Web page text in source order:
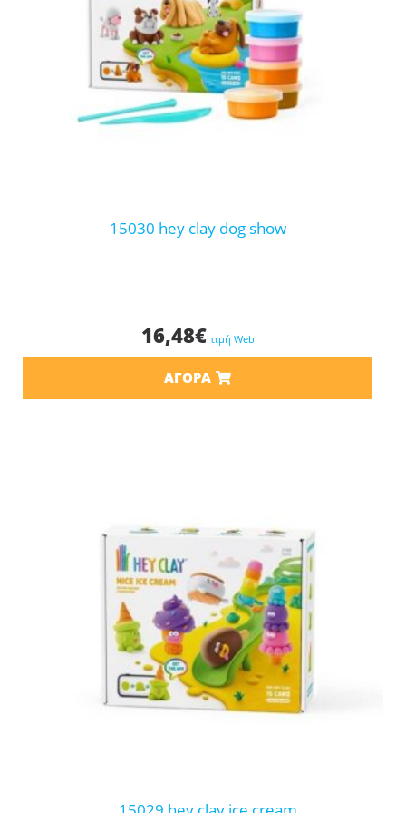
15030 hey clay dog show
16,48€ τιμή Web
ΑΓΟΡΆ